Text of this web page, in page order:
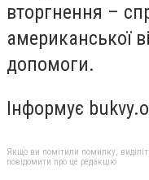
вторгнення –
американської
допомоги.
Інформує
Якщо ви помітили помилку,
повідомити про це редакцію